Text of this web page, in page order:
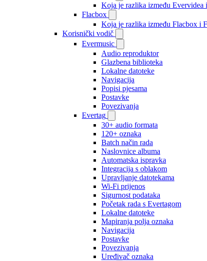
Koja je razlika između Evervidea
Flacbox
Koja je razlika između Flacbox i
Korisnički vodič
Evermusic
Audio reproduktor
Glazbena biblioteka
Lokalne datoteke
Navigacija
Popisi pjesama
Postavke
Povezivanja
Evertag
30+ audio formata
120+ oznaka
Batch način rada
Naslovnice albuma
Automatska ispravka
Integracija s oblakom
Upravljanje datotekama
Wi-Fi prijenos
Sigurnost podataka
Početak rada s Evertagom
Lokalne datoteke
Mapiranja polja oznaka
Navigacija
Postavke
Povezivanja
Uređivač oznaka